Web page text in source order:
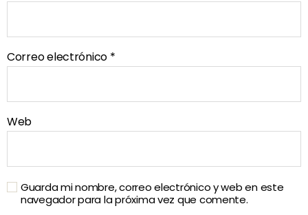
Correo electrónico *
Web
Guarda mi nombre, correo electrónico y web en este
navegador para la próxima vez que comente.